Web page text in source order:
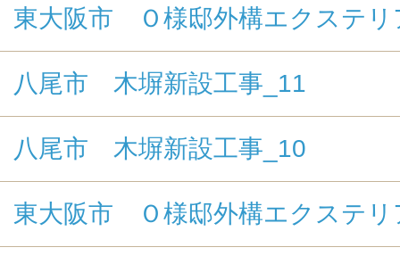
東大阪市 Ｏ様邸外構エクステリ
八尾市 木塀新設工事_11
八尾市 木塀新設工事_10
東大阪市 Ｏ様邸外構エクステリ